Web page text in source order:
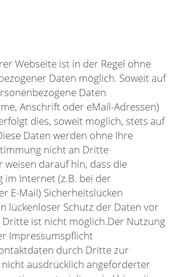
Webseite ist in der Regel ohne
Daten möglich. Soweit auf
Daten
Anschrift oder eMail-Adressen)
dies, soweit möglich, stets auf
Daten werden ohne Ihre
nicht an Dritte
weisen darauf hin, dass die
im Internet (z.B. bei der
E-Mail) Sicherheitslücken
lückenloser Schutz der Daten vor
ist nicht möglich.Der Nutzung
Impressumspflicht
durch Dritte zur
ausdrücklich angeforderter